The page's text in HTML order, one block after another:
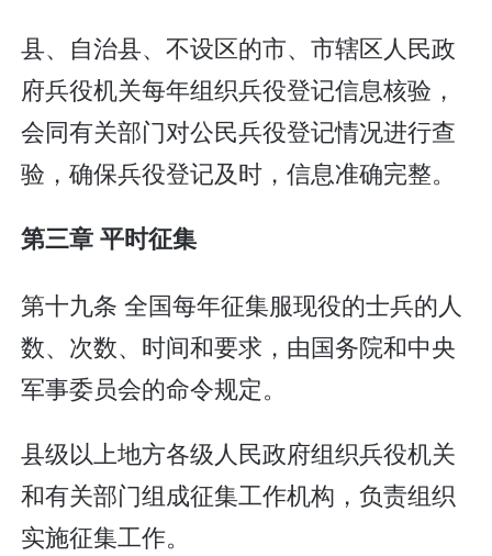
县、自治县、不设区的市、市辖区人民政
府兵役机关每年组织兵役登记信息核验，
会同有关部门对公民兵役登记情况进行查
验，确保兵役登记及时，信息准确完整。
第三章 平时征集
第十九条 全国每年征集服现役的士兵的人
数、次数、时间和要求，由国务院和中央
军事委员会的命令规定。
县级以上地方各级人民政府组织兵役机关
和有关部门组成征集工作机构，负责组织
实施征集工作。